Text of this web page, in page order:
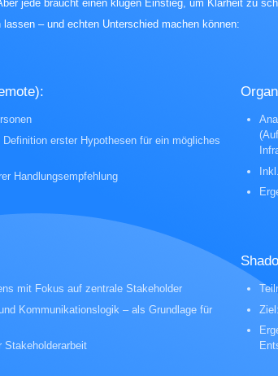
jede braucht einen klugen Einstieg, um Klarheit zu
– und echten Unterschied machen können:
erster Hypothesen für ein mögliches
Handlungsempfehlung
mit Fokus auf zentrale Stakeholder
Kommunikationslogik – als Grundlage für
Stakeholderarbeit